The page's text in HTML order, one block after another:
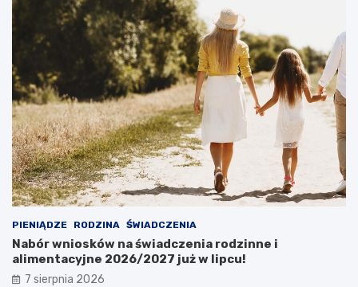
PIENIĄDZE RODZINA ŚWIADCZENIA
Nabór wniosków na świadczenia rodzinne i
alimentacyjne 2026/2027 już w lipcu!
7 sierpnia 2026